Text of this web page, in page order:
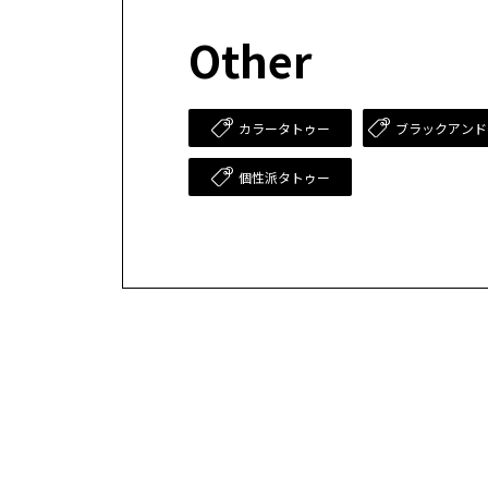
Other
カラータトゥー ブラックアン
個性派タトゥー